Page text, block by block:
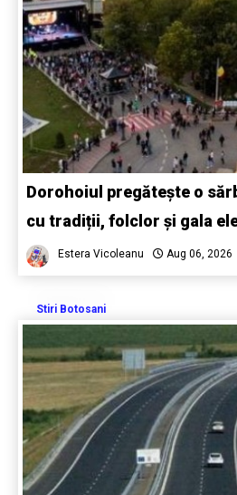
Dorohoiul pregătește o
cu tradiții, folclor și gala
Estera Vicoleanu Aug 06, 2026
Stiri Botosani